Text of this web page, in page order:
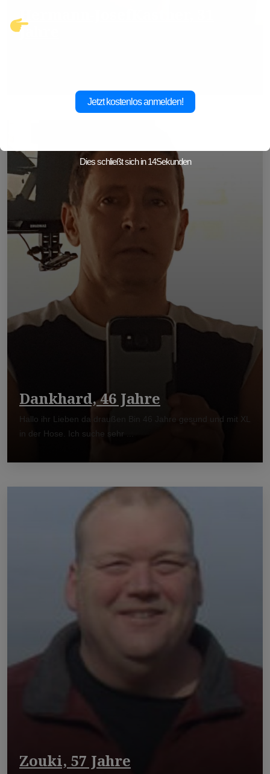
Hermann-JosefKastner, 31
Jahre
Dankhard, 46 Jahre
Hallo ihr Lieben da draußen Bin 46 Jahre gesund und mit XL
in der Hose. Ich suche sehr ...
Zouki, 57 Jahre
Jetzt kostenlos anmelden!
Dies schließt sich in10Sekunden